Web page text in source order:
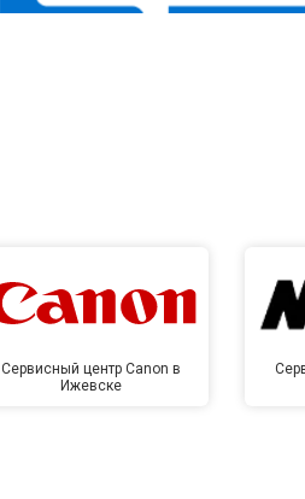
Сервисный центр Canon в
Ижевске